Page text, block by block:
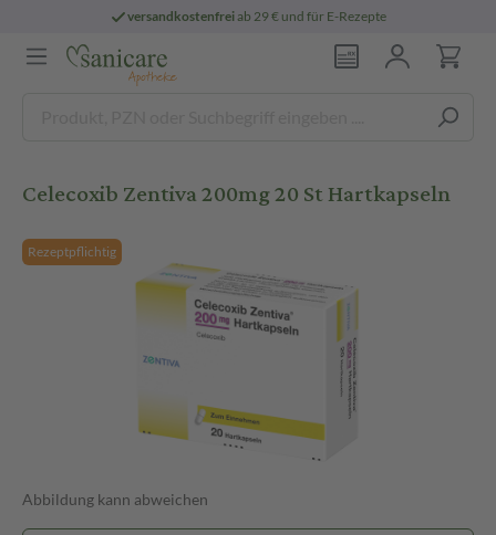
versandkostenfreiab 29 € und für E-Rezepte
Celecoxib Zentiva 200mg 20 St Hartkapseln
Rezeptpflichtig
Abbildung kann abweichen